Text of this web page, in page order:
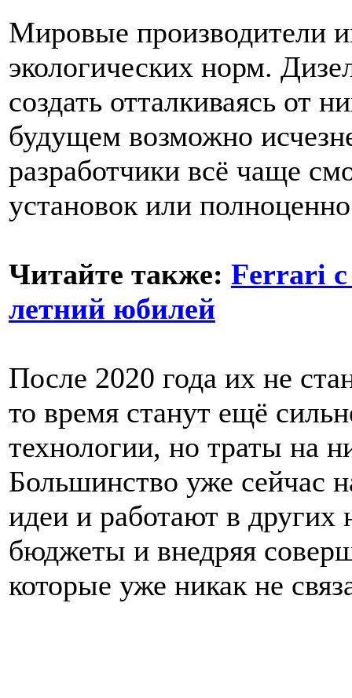
Мировые производители
экологических норм.
создать отталкиваясь от
будущем возможно
разработчики всё чаще
установок или
Читайте также: Ferrari с
летний юбилей
После 2020 года их не
то время станут ещё
технологии, но траты на
Большинство уже сейчас
идеи и работают в других
бюджеты и внедряя
которые уже никак не